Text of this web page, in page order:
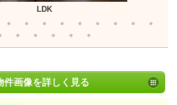
LDK
件画像を詳しく見る